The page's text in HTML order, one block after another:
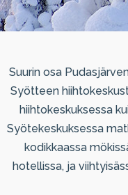
Suurin osa
Syötteen
hiihtokeskuksessa
Syötekeskuksessa
kodikkaassa
hotellissa, ja